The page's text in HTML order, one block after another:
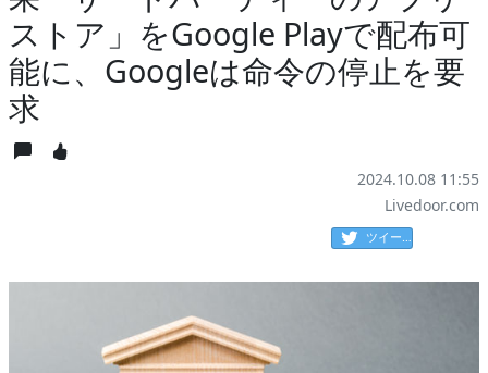
ストア」をGoogle Playで配布可
能に、Googleは命令の停止を要
求
2024.10.08 11:55
Livedoor.com
ツイート